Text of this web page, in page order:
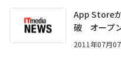
App Store
破 オープ
2011年07月